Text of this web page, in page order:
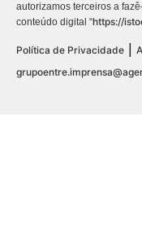
autorizamos terceiros a
conteúdo digital “https://
Política de Privacidade